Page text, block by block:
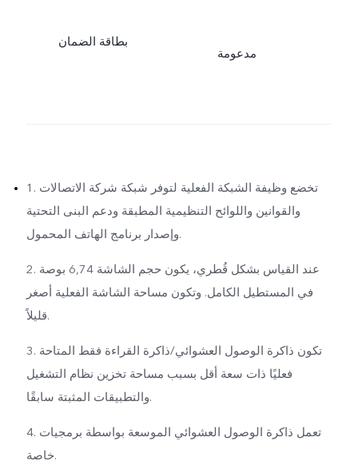
بطاقة الضمان
مدعومة
1. تخضع وظيفة الشبكة الفعلية لتوفر شبكة شركة الاتصالات
والقوانين واللوائح التنظيمية المطبقة ودعم البنى التحتية
وإصدار برنامج الهاتف المحمول.
2. عند القياس بشكل قُطري، يكون حجم الشاشة 6,74 بوصة
في المستطيل الكامل. وتكون مساحة الشاشة الفعلية أصغر
قليلاً.
3. تكون ذاكرة الوصول العشوائي/ذاكرة القراءة فقط المتاحة
فعليًا ذات سعة أقل بسبب مساحة تخزين نظام التشغيل
والتطبيقات المثبتة سابقًا.
4. تعمل ذاكرة الوصول العشوائي الموسعة بواسطة برمجيات
خاصة.